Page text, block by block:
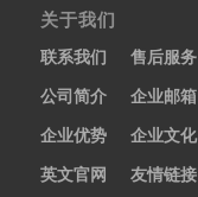
关于我们
联系我们
售后服务
公司简介
企业邮箱
企业优势
企业文化
英文官网
友情链接